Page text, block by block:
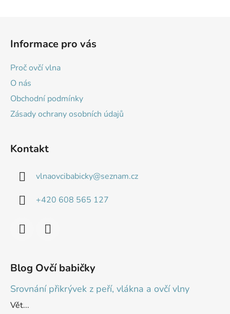
Informace pro vás
Proč ovčí vlna
O nás
Obchodní podmínky
Zásady ochrany osobních údajů
Kontakt
vlnaovcibabicky@seznam.cz
+420 608 565 127
Blog Ovčí babičky
Srovnání přikrývek z peří, vlákna a ovčí vlny
Vět...